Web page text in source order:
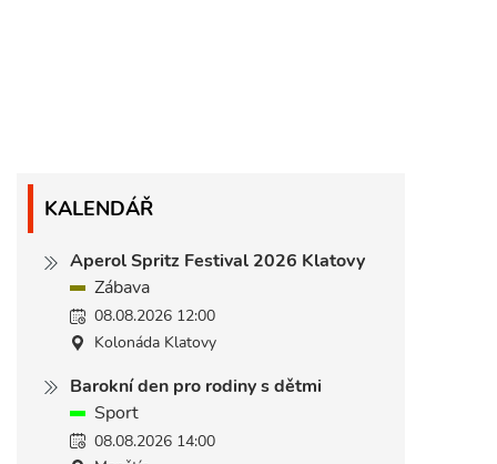
KALENDÁŘ
Aperol Spritz Festival 2026 Klatovy
Zábava
08.08.2026 12:00
Kolonáda Klatovy
Barokní den pro rodiny s dětmi
Sport
08.08.2026 14:00